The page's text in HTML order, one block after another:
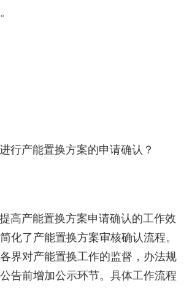
行产能置换方案的申请确认？
高产能置换方案申请确认的工作效
化了产能置换方案审核确认流程。
界对产能置换工作的监督，办法规
告前增加公示环节。具体工作流程